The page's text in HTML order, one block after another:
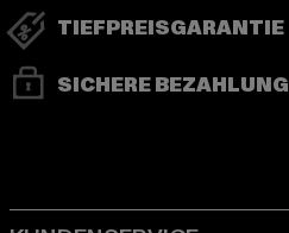
TIEFPREISGARANTIE
SICHERE BEZAHLUNG